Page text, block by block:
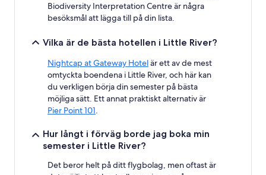
Biodiversity Interpretation Centre är några
besöksmål att lägga till på din lista.
Vilka är de bästa hotellen i Little River?
Nightcap at Gateway Hotelär ett av de mest
omtyckta boendena i Little River, och här kan
du verkligen börja din semester på bästa
möjliga sätt. Ett annat praktiskt alternativ är
Pier Point 101.
Hur långt i förväg borde jag boka min
semester i Little River?
Det beror helt på ditt flygbolag, men oftast är